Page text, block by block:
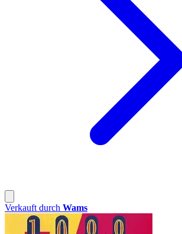
Verkauft durch Wams